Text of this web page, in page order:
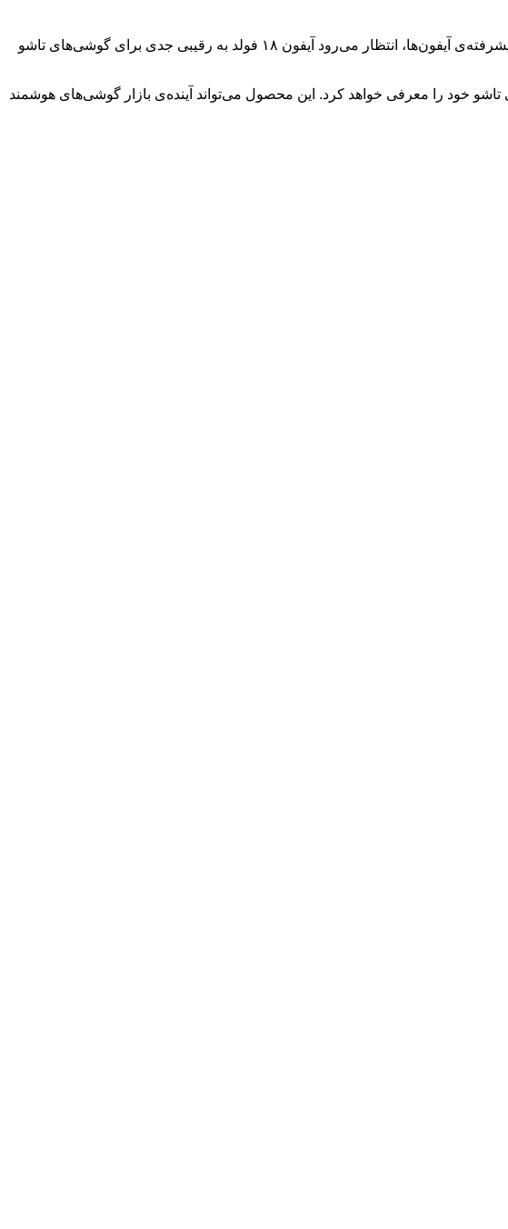
ورود اپل به بازار گوشی‌های تاشو می‌تواند تحولی بزرگ در این صنعت ایجاد کند. با توجه به محبوبیت برند اپل و قابلیت‌های پیشرفته‌ی آیفون‌ها، انتظار می‌رود آیفون ۱۸ فولد به رقیبی جدی برای گوشی‌های تاشو
به‌زودی اولین گوشی تاشو خود را معرفی خواهد کرد. این محصول می‌تواند آینده‌ی بازار گوشی‌های هوشمند